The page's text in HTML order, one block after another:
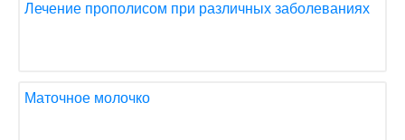
Лечение прополисом при различных заболеваниях
Маточное молочко